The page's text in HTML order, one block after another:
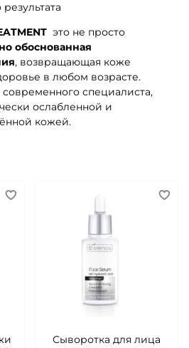
это не просто
обоснованная
, возвращающая коже
в любом возрасте.
специалиста,
ослабленной и
кожей.
Сыворотка для лица